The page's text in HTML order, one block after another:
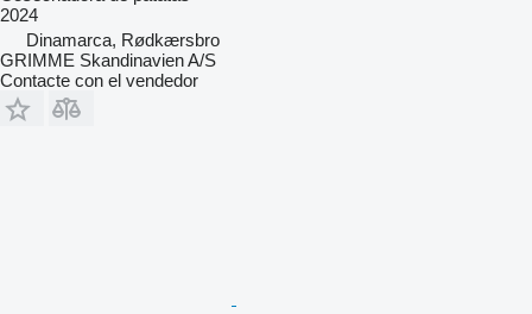
2024
Dinamarca, Rødkærsbro
GRIMME Skandinavien A/S
Contacte con el vendedor